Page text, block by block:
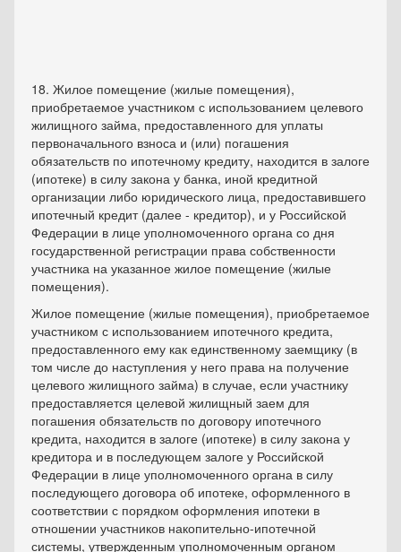
18. Жилое помещение (жилые помещения),
приобретаемое участником с использованием целевого
жилищного займа, предоставленного для уплаты
первоначального взноса и (или) погашения
обязательств по ипотечному кредиту, находится в залоге
(ипотеке) в силу закона у банка, иной кредитной
организации либо юридического лица, предоставившего
ипотечный кредит (далее - кредитор), и у Российской
Федерации в лице уполномоченного органа со дня
государственной регистрации права собственности
участника на указанное жилое помещение (жилые
помещения).
Жилое помещение (жилые помещения), приобретаемое
участником с использованием ипотечного кредита,
предоставленного ему как единственному заемщику (в
том числе до наступления у него права на получение
целевого жилищного займа) в случае, если участнику
предоставляется целевой жилищный заем для
погашения обязательств по договору ипотечного
кредита, находится в залоге (ипотеке) в силу закона у
кредитора и в последующем залоге у Российской
Федерации в лице уполномоченного органа в силу
последующего договора об ипотеке, оформленного в
соответствии с порядком оформления ипотеки в
отношении участников накопительно-ипотечной
системы, утвержденным уполномоченным органом